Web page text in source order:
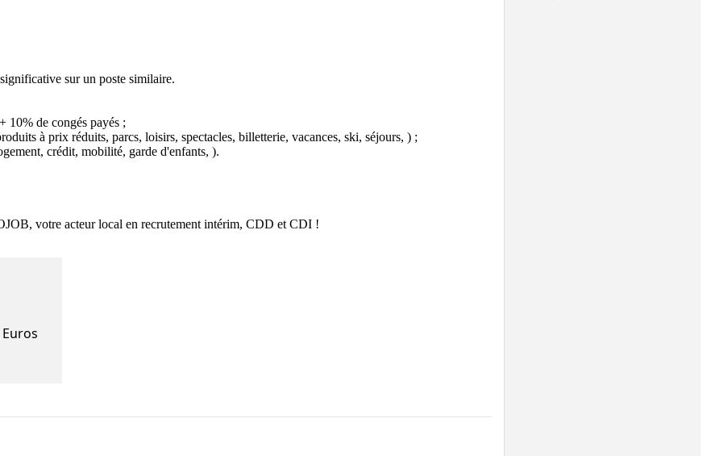
sur un poste similaire.
10% de congés payés ;
à prix réduits, parcs, loisirs, spectacles, billetterie, vacances, ski, séjours, ) ;
crédit, mobilité, garde d'enfants, ).
votre acteur local en recrutement intérim, CDD et CDI !